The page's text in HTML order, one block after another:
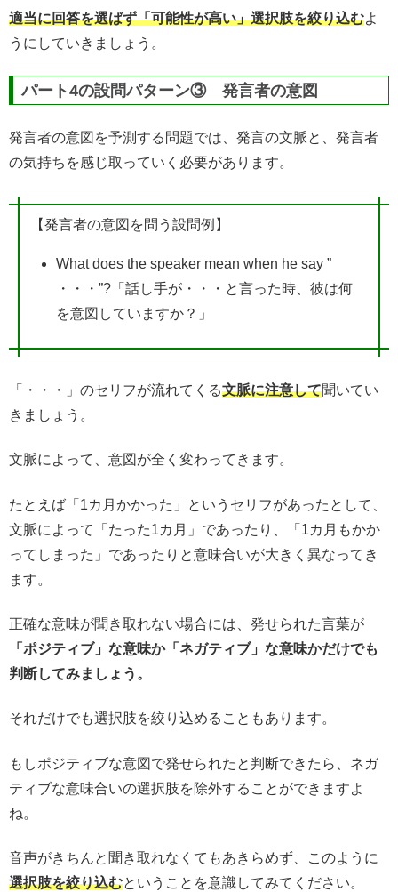
適当に回答を選ばず「可能性が高い」選択肢を絞り込むよ
うにしていきましょう。
パート4の設問パターン③ 発言者の意図
発言者の意図を予測する問題では、発言の文脈と、発言者
の気持ちを感じ取っていく必要があります。
【発言者の意図を問う設問例】
What does the speaker mean when he say ”
・・・”?「話し手が・・・と言った時、彼は何
を意図していますか？」
「・・・」のセリフが流れてくる文脈に注意して聞いてい
きましょう。
文脈によって、意図が全く変わってきます。
たとえば「1カ月かかった」というセリフがあったとして、
文脈によって「たった1カ月」であったり、「1カ月もかか
ってしまった」であったりと意味合いが大きく異なってき
ます。
正確な意味が聞き取れない場合には、発せられた言葉が
「ポジティブ」な意味か「ネガティブ」な意味かだけでも
判断してみましょう。
それだけでも選択肢を絞り込めることもあります。
もしポジティブな意図で発せられたと判断できたら、ネガ
ティブな意味合いの選択肢を除外することができますよ
ね。
音声がきちんと聞き取れなくてもあきらめず、このように
選択肢を絞り込むということを意識してみてください。